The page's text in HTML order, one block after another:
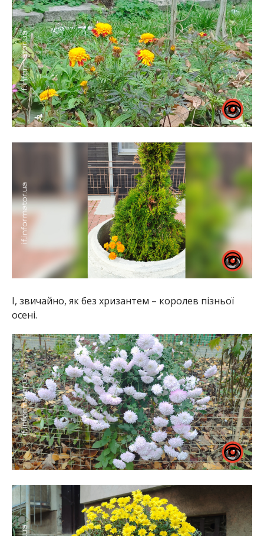
І, звичайно, як без хризантем – королев пізньої
осені.